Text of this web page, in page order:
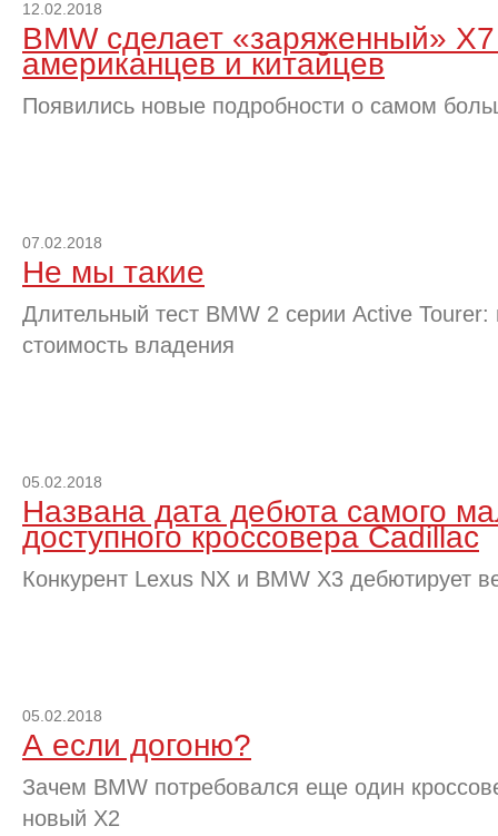
12.02.2018
BMW сделает «заряженный»
американцев и китайцев
Появились новые подробности о самом
07.02.2018
Не мы такие
Длительный тест BMW 2 серии Active Tourer:
стоимость владения
05.02.2018
Названа дата дебюта самого
доступного кроссовера Cadillac
Конкурент Lexus NX и BMW X3 дебютирует
05.02.2018
А если догоню?
Зачем BMW потребовался еще один
новый X2